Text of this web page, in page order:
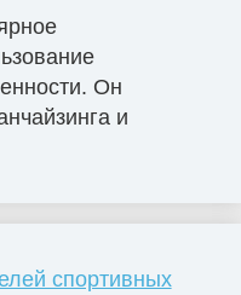
Он
и
спортивных